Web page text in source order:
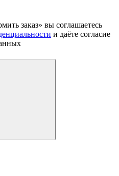
заказ» вы соглашаетесь
и даёте согласие